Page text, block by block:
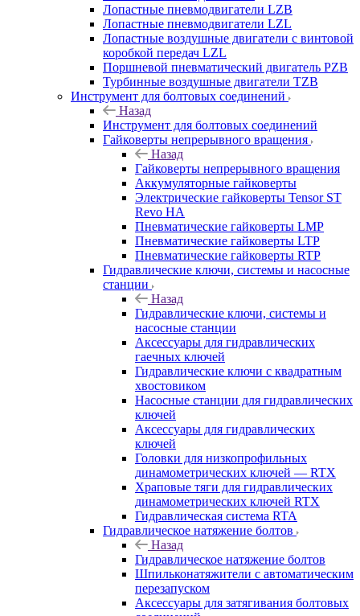
Лопастные пневмодвигатели LZB
Лопастные пневмодвигатели LZL
Лопастные воздушные двигатели с винтовой
коробкой передач LZL
Поршневой пневматический двигатель PZB
Турбинные воздушные двигатели TZB
Инструмент для болтовых соединений
Назад
Инструмент для болтовых соединений
Гайковерты непрерывного вращения
Назад
Гайковерты непрерывного вращения
Аккумуляторные гайковерты
Электрические гайковерты Tensor ST
Revo HA
Пневматические гайковерты LMP
Пневматические гайковерты LTP
Пневматические гайковерты RTP
Гидравлические ключи, системы и насосные
станции
Назад
Гидравлические ключи, системы и
насосные станции
Аксессуары для гидравлических
гаечных ключей
Гидравлические ключи с квадратным
хвостовиком
Насосные станции для гидравлических
ключей
Аксессуары для гидравлических
ключей
Головки для низкопрофильных
динамометрических ключей — RTX
Храповые тяги для гидравлических
динамометрических ключей RTX
Гидравлическая система RTA
Гидравлическое натяжение болтов
Назад
Гидравлическое натяжение болтов
Шпильконатяжители с автоматическим
перезапуском
Аксессуары для затягивания болтовых